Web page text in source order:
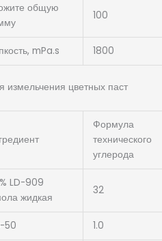
общую
100
mPa.s 1800
цветных паст
Формула
технического
углерода
LD-909
жидкая
32
50 1.0